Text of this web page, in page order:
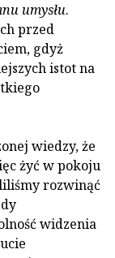
umysłu.
przed
gdyż
istot na
wiedzy, że
żyć w pokoju
rozwinąć
widzenia